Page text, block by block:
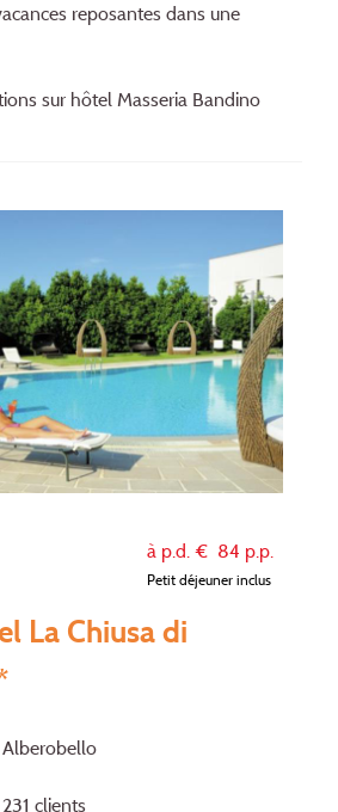
reposantes dans une
sur hôtel Masseria Bandino
à p.d. € 84 p.p.
Petit déjeuner inclus
La Chiusa di
Alberobello
clients